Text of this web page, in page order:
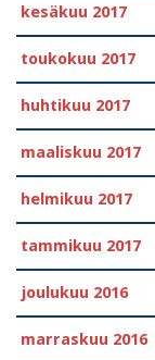
kesäkuu 2017
toukokuu 2017
huhtikuu 2017
maaliskuu 2017
helmikuu 2017
tammikuu 2017
joulukuu 2016
marraskuu 2016